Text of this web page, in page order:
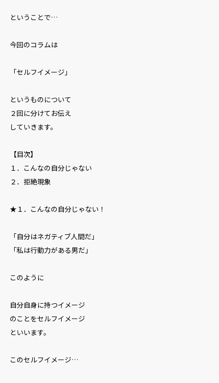
ということで…
今回のコラムは
「セルフイメージ」
というものについて
２回に分けてお伝え
していきます。
【目次】
１．こんなの自分じゃない
２．拒絶現象
★１．こんなの自分じゃない！
「自分はネガティブ人間だ」
「私は行動力がある男だ」
このように
自分自身に持つイメージ
のことをセルフイメージ
といいます。
このセルフイメージ…